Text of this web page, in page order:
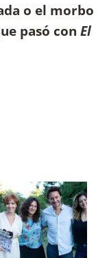
o el morbo
pasó con El